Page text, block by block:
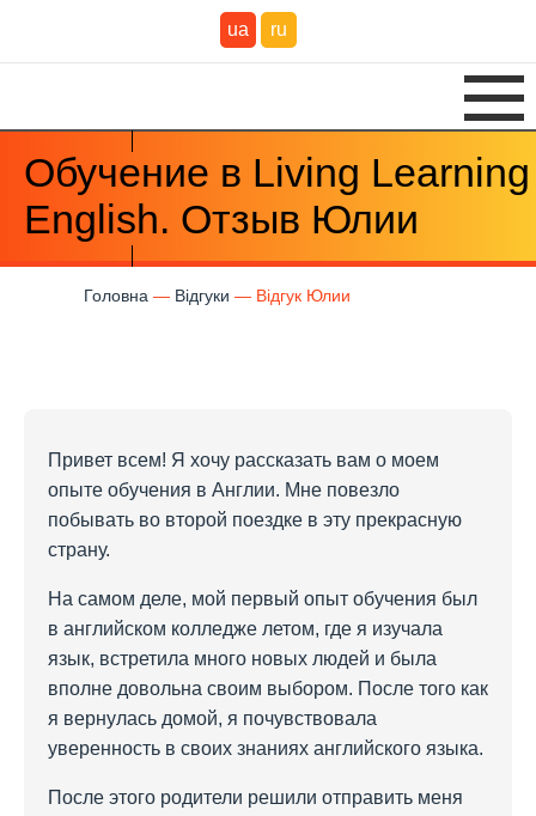
ua ru
Обучение в Living Learning
English. Отзыв Юлии
Головна Відгуки Відгук Юлии
Привет всем! Я хочу рассказать вам о моем
опыте обучения в Англии. Мне повезло
побывать во второй поездке в эту прекрасную
страну.
На самом деле, мой первый опыт обучения был
в английском колледже летом, где я изучала
язык, встретила много новых людей и была
вполне довольна своим выбором. После того как
я вернулась домой, я почувствовала
уверенность в своих знаниях английского языка.
После этого родители решили отправить меня